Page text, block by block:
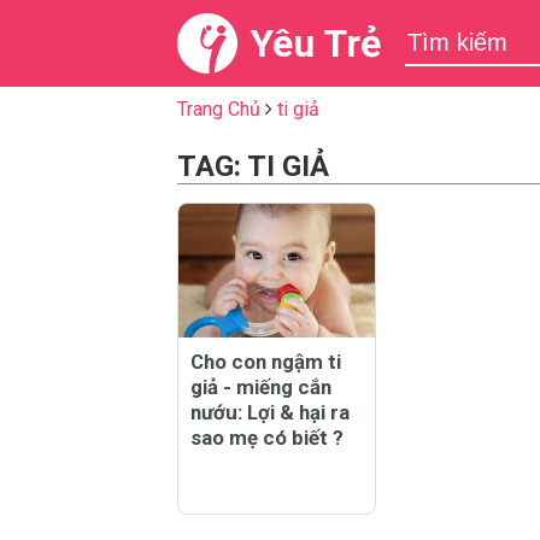
Yêu Trẻ
Trang Chủ ti giả
TAG: TI GIẢ
Cho con ngậm ti
giả - miếng cắn
nướu: Lợi & hại ra
sao mẹ có biết ?